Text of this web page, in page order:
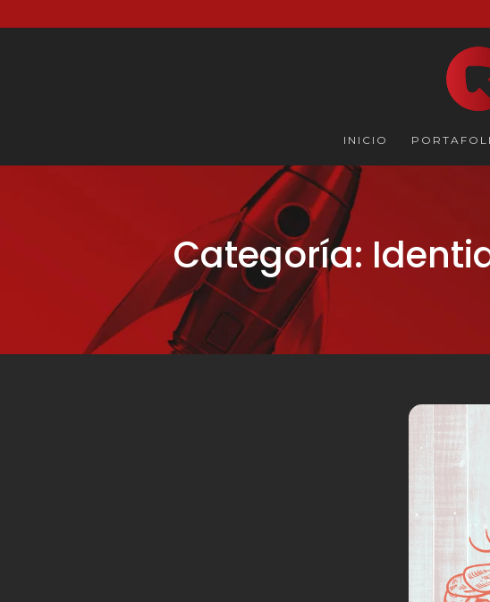
INICIO
Categoría: